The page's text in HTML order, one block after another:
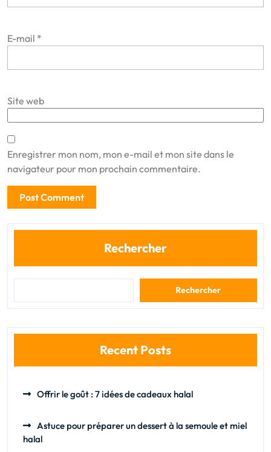
E-mail *
Site web
Enregistrer mon nom, mon e-mail et mon site dans le
navigateur pour mon prochain commentaire.
Rechercher
Rechercher
Recent Posts
Offrir le goût : 7 idées de cadeaux halal
Astuce pour préparer un dessert à la semoule et miel
halal